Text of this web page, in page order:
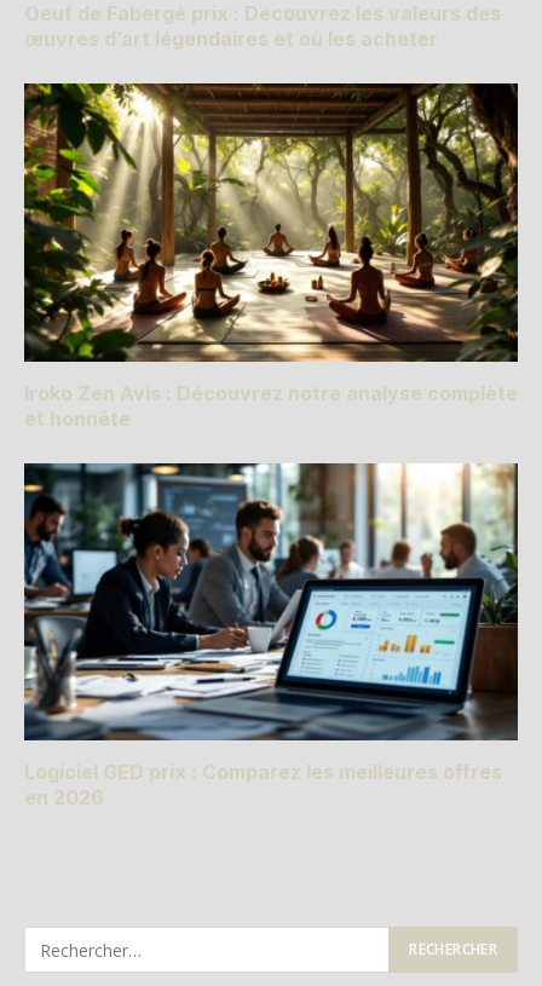
Oeuf de Fabergé prix : Découvrez les valeurs des
œuvres d’art légendaires et où les acheter
Iroko Zen Avis : Découvrez notre analyse complète
et honnête
Logiciel GED prix : Comparez les meilleures offres
en 2026